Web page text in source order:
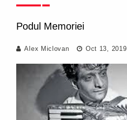
Podul Memoriei
Alex Miclovan Oct 13,